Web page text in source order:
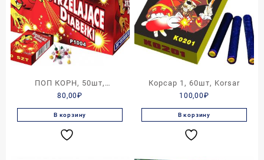
ПОП КОРН, 50шт,
STRZELAJACE DIABELKI
80,00₽
В корзину
Корсар 1, 60шт, Korsar
100,00₽
В корзину